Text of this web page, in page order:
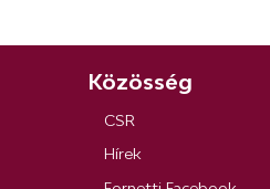
Közösség
CSR
Hírek